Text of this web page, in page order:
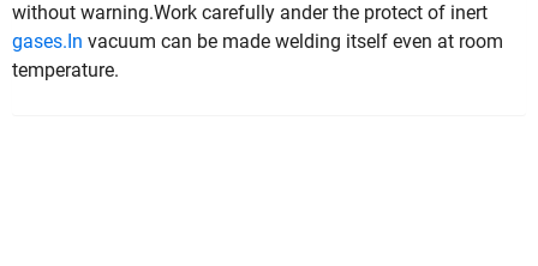
without warning.Work carefully ander the protect of inert
gases.In vacuum can be made welding itself even at room
temperature.